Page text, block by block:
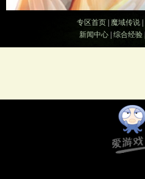
专区首页| 魔域传说|
新闻中心 综合经验